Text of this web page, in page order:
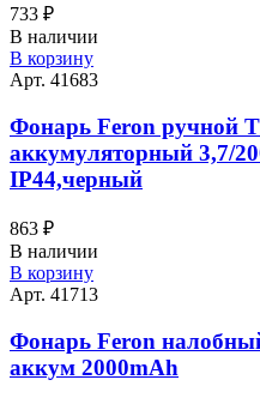
733 ₽
В наличии
В корзину
Арт. 41683
Фонарь Feron ручной
аккумуляторный 3,7/
IP44,черный
863 ₽
В наличии
В корзину
Арт. 41713
Фонарь Feron
аккум 2000mAh